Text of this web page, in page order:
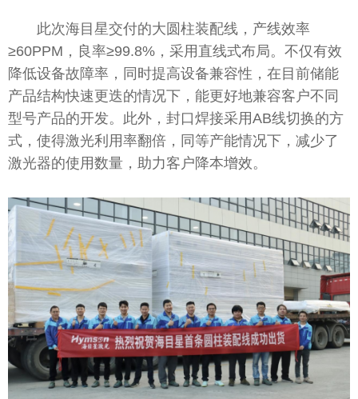
此次海目星交付的大圆柱装配线，产线效率
≥60PPM，良率≥99.8%，采用直线式布局。不仅有效
降低设备故障率，同时提高设备兼容性，在目前储能
产品结构快速更迭的情况下，能更好地兼容客户不同
型号产品的开发。此外，封口焊接采用AB线切换的方
式，使得激光利用率翻倍，同等产能情况下，减少了
激光器的使用数量，助力客户降本增效。